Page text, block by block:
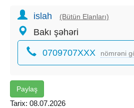
islah (Bütün Elanları)
Bakı şəhəri
0709707XXX nömrəni
Paylaş
Tarix: 08.07.2026